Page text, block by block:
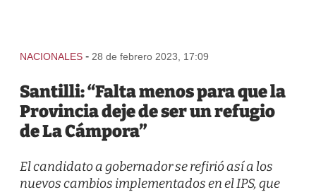
NACIONALES - 28 de febrero 2023, 17:09
Santilli: “Falta menos para que la
Provincia deje de ser un refugio
de La Cámpora”
El candidato a gobernador se refirió así a los
nuevos cambios implementados en el IPS, que